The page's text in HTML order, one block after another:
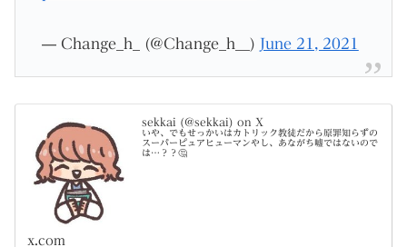
— Change_h_ (@Change_h__) June 21, 2021
sekkai (@sekkai) on X
いや、でもせっかいはカトリック教徒だから原罪知らずの
スーパーピュアヒューマンやし、あながち嘘ではないので
は…？？🤔
x.com